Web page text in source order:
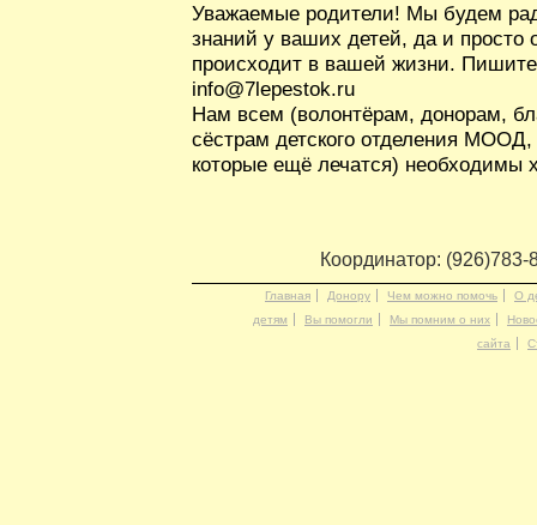
Уважаемые родители! Мы будем
знаний у ваших детей, да и
происходит в вашей жизни.
info@7lepestok.ru
Нам всем (волонтёрам, донорам,
сёстрам детского отделения
которые ещё лечатся) необходимы
Координатор: (926)783-
Главная Донору Чем можно помочь
О
детям
Вы помогли Мы помним о них
сайта